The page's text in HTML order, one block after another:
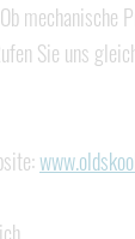
mechanische
Sie uns